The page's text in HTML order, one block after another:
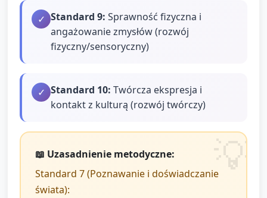
✓ Standard 9: Sprawność fizyczna i
angażowanie zmysłów (rozwój
fizyczny/sensoryczny)
✓ Standard 10: Twórcza ekspresja i
kontakt z kulturą (rozwój twórczy)
📖 Uzasadnienie metodyczne:
Standard 7 (Poznawanie i doświadczanie
świata):